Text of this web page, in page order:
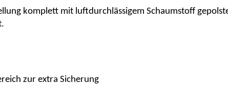
komplett mit luftdurchlässigem Schaumstoff
zur extra Sicherung